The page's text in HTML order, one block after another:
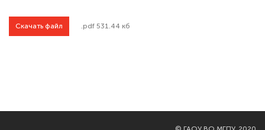
Скачать файл .pdf 531.44 кб